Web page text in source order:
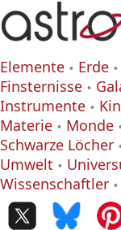
Elemente Erde
Finsternisse
Instrumente
Materie
Monde
Schwarze Löcher
Umwelt
Wissenschaftler